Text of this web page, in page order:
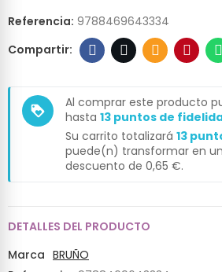
Referencia: 9788469643334
loyalty
Al comprar este producto
hasta 13 puntos de
Su carrito totalizará 13
puede(n) transformar en
descuento de 0,65 €.
DETALLES DEL PRODUCTO
Marca BRUÑO